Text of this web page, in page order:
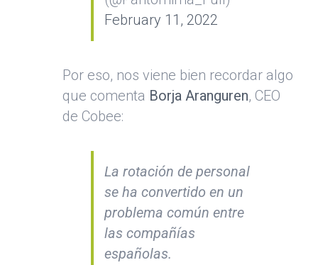
February 11, 2022
Por eso, nos viene bien recordar algo
que comenta Borja Aranguren, CEO
de Cobee:
La rotación de personal
se ha convertido en un
problema común entre
las compañías
españolas.